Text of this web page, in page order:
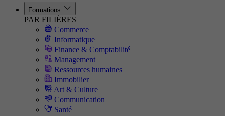
Formations
PAR FILIÈRES
Commerce
Informatique
Finance & Comptabilité
Management
Ressources humaines
Immobilier
Art & Culture
Communication
Santé